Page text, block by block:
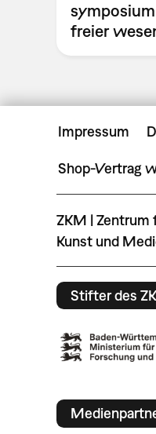
freier
Impressum
Shop-Vertrag
ZKM | Zentrum
Kunst und
Stifter des